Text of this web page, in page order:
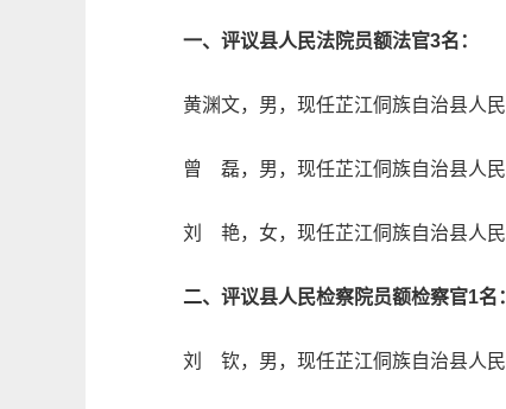
一、评议县人民法院员额法官3名：
黄渊文，男，现任芷江侗族自治县人
曾 磊，男，现任芷江侗族自治县人
刘 艳，女，现任芷江侗族自治县人
二、评议县人民检察院员额检察官1名：
刘 钦，男，现任芷江侗族自治县人